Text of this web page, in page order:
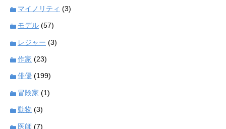
マイノリティ (3)
モデル (57)
レジャー (3)
作家 (23)
俳優 (199)
冒険家 (1)
動物 (3)
医師 (7)